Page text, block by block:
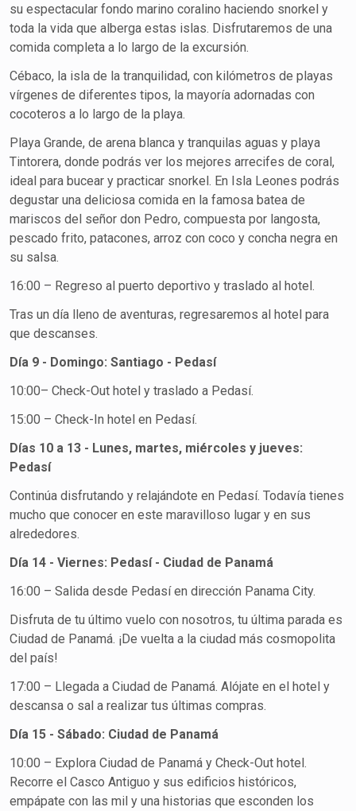
su espectacular fondo marino coralino haciendo snorkel y
toda la vida que alberga estas islas. Disfrutaremos de una
comida completa a lo largo de la excursión.
Cébaco, la isla de la tranquilidad, con kilómetros de playas
vírgenes de diferentes tipos, la mayoría adornadas con
cocoteros a lo largo de la playa.
Playa Grande, de arena blanca y tranquilas aguas y playa
Tintorera, donde podrás ver los mejores arrecifes de coral,
ideal para bucear y practicar snorkel. En Isla Leones podrás
degustar una deliciosa comida en la famosa batea de
mariscos del señor don Pedro, compuesta por langosta,
pescado frito, patacones, arroz con coco y concha negra en
su salsa.
16:00 – Regreso al puerto deportivo y traslado al hotel.
Tras un día lleno de aventuras, regresaremos al hotel para
que descanses.
Día 9 - Domingo: Santiago - Pedasí
10:00– Check-Out hotel y traslado a Pedasí.
15:00 – Check-In hotel en Pedasí.
Días 10 a 13 - Lunes, martes, miércoles y jueves:
Pedasí
Continúa disfrutando y relajándote en Pedasí. Todavía tienes
mucho que conocer en este maravilloso lugar y en sus
alrededores.
Día 14 - Viernes: Pedasí - Ciudad de Panamá
16:00 – Salida desde Pedasí en dirección Panama City.
Disfruta de tu último vuelo con nosotros, tu última parada es
Ciudad de Panamá. ¡De vuelta a la ciudad más cosmopolita
del país!
17:00 – Llegada a Ciudad de Panamá. Alójate en el hotel y
descansa o sal a realizar tus últimas compras.
Día 15 - Sábado: Ciudad de Panamá
10:00 – Explora Ciudad de Panamá y Check-Out hotel.
Recorre el Casco Antiguo y sus edificios históricos,
empápate con las mil y una historias que esconden los